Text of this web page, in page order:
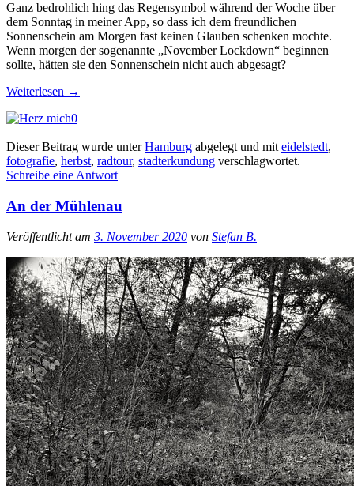
Ganz bedrohlich hing das Regensymbol während der Woche über
dem Sonntag in meiner App, so dass ich dem freundlichen
Sonnenschein am Morgen fast keinen Glauben schenken mochte.
Wenn morgen der sogenannte „November Lockdown“ beginnen
sollte, hätten sie den Sonnenschein nicht auch abgesagt?
Weiterlesen →
0
Dieser Beitrag wurde unterHamburg abgelegt und mit eidelstedt,
fotografie, herbst, radtour, stadterkundung verschlagwortet.
Schreibe eine Antwort
An der Mühlenau
Veröffentlicht am 3. November 2020 von Stefan B.